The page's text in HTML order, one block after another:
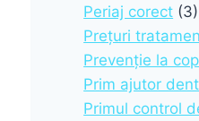
Periaj corect (3)
Prețuri
Prevenție la
Prim ajutor
Primul control